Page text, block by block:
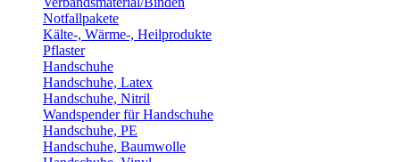
Notfallpakete
Kälte-, Wärme-, Heilprodukte
Pflaster
Handschuhe
Handschuhe, Latex
Handschuhe, Nitril
Wandspender für Handschuhe
Handschuhe, PE
Handschuhe, Baumwolle